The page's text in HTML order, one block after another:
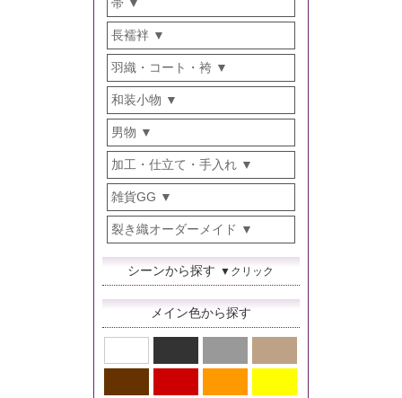
長襦袢
羽織・コート・袴
和装小物
男物
加工・仕立て・手入れ
雑貨GG
裂き織オーダーメイド
シーンから探す ▼クリック
メイン色から探す